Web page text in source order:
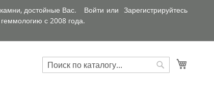
достойные Вас. Войти
Зарегистрируйтесь
с 2008 года.
Искать
Искать